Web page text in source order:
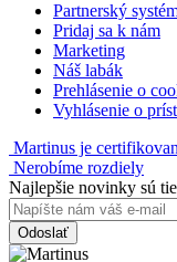
Partnerský
Pridaj sa k nám
Marketing
Náš labák
Prehlásenie o
Vyhlásenie o
Martinus je
Nerobíme rozdiely
Najlepšie novinky sú
Odoslať